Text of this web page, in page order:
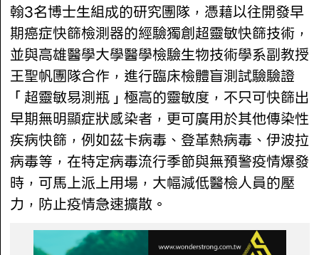
翰3名博士生組成的研究團隊，憑藉以往開發早
期癌症快篩檢測器的經驗獨創超靈敏快篩技術，
並與高雄醫學大學醫學檢驗生物技術學系副教授
王聖帆團隊合作，進行臨床檢體盲測試驗驗證
「超靈敏易測瓶」極高的靈敏度，不只可快篩出
早期無明顯症狀感染者，更可廣用於其他傳染性
疾病快篩，例如茲卡病毒、登革熱病毒、伊波拉
病毒等，在特定病毒流行季節與無預警疫情爆發
時，可馬上派上用場，大幅減低醫檢人員的壓
力，防止疫情急速擴散。